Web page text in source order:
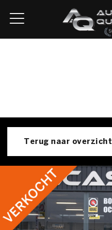
Terug naar overzicht